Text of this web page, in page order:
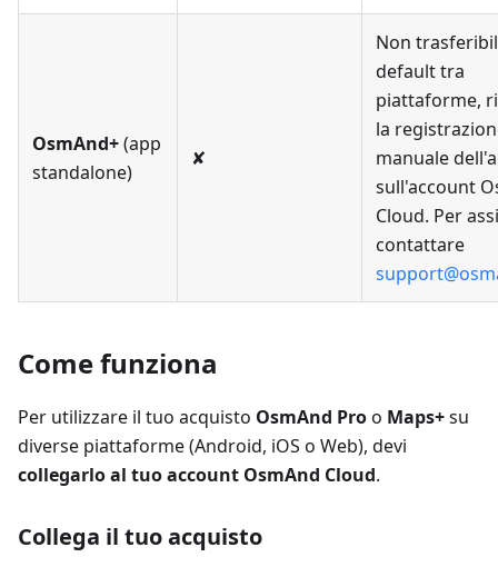
OsmAnd+(app
standalone)
✘
Non
default tra
piattaforme,
la
manuale
sull'account
Cloud. Per
contattare
Come funziona
Per utilizzare il tuo acquisto OsmAnd Proo Maps+su
diverse piattaforme (Android, iOS o Web), devi
collegarlo al tuo account OsmAnd Cloud.
Collega il tuo acquisto